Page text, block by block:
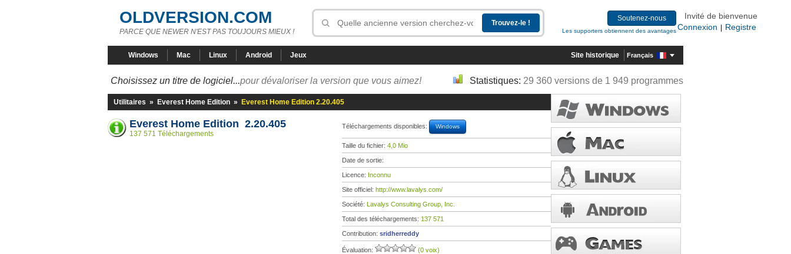
OLDVERSION.COM
PARCE QUE NEWER N'EST PAS TOUJOURS MIEUX !
Soutenez-nous
Les supporters obtiennent des avantages
Invité de bienvenue
Connexion
Registre
Windows Mac Linux Android Jeux Site historique Français
Choisissez un titre de logiciel...pour dévaloriser la version que vous aimez! Statistiques: 29 360 versions de 1 949 programmes
Utilitaires » Everest Home Edition » Everest Home Edition 2.20.405
Everest Home Edition 2.20.405
137 571 Téléchargements
Téléchargements disponibles: Windows
Taille du fichier: 4,0 Mio
Date de sortie:
Licence: Inconnu
Site officiel: http://www.lavalys.com/
Société: Lavalys Consulting Group, Inc.
Total des téléchargements: 137 571
Contribution: sridherreddy
Évaluation: (0 voix)